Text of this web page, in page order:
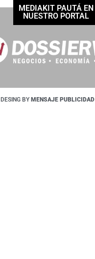
MEDIAKIT PAUTÁ EN
NUESTRO PORTAL
DESING BY MENSAJE PUBLICIDAD